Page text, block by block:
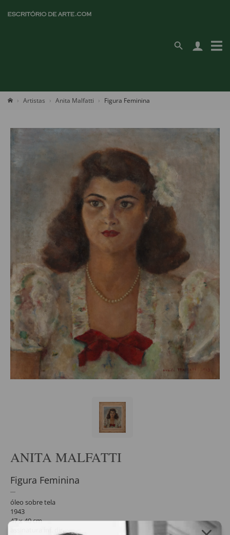
Artistas Anita Malfatti Figura Feminina
ANITA MALFATTI
Figura Feminina
óleo sobre tela
1943
47 x 40 cm
assinatura inf. dir.